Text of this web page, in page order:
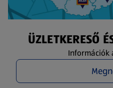
ÜZLETKERESŐ
Információk